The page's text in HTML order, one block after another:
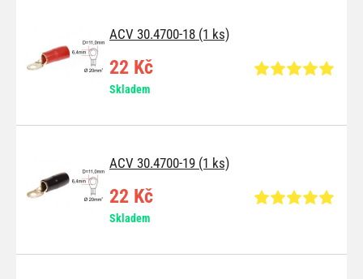
ACV 30.4700-18 (1 ks)
22 Kč
Skladem
ACV 30.4700-19 (1 ks)
22 Kč
Skladem